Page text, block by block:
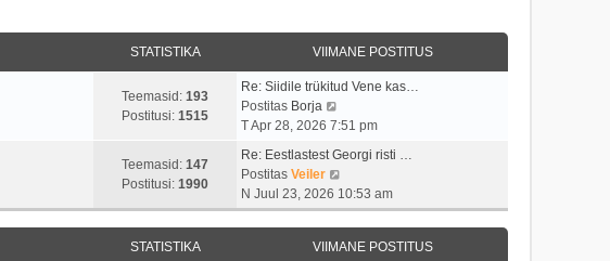
STATISTIKA VIIMANE POSTITUS
Teemasid: 193
Postitusi: 1515
Re: Siidile trükitud Vene kas…
Postitas Borja
a
t
a
v
i
T Apr 28, 2026 7:51 pm
Teemasid: 147
Postitusi: 1990
Re: Eestlastest Georgi risti …
Postitas Veiler
a
a
t
a
N Juul 23, 2026 10:53 am
STATISTIKA VIIMANE POSTITUS